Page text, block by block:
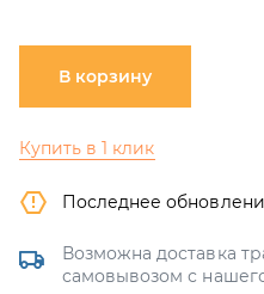
В корзину
Купить в 1 клик
Последнее
Возможна доставка
самовывозом с